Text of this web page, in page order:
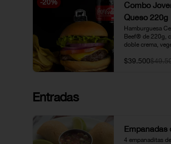
-20%
Combo
Queso 220g
Hamburguesa
Beef® de 220g,
doble crema,
brioche,
papa francesa y
$39.500
Entradas
Empanadas
4 empanaditas